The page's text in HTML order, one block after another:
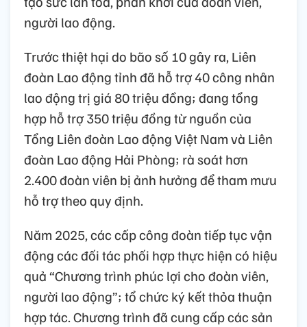
người lao động.
Trước thiệt hại do bão số 10 gây ra, Liên
đoàn Lao động tỉnh đã hỗ trợ 40 công nhân
lao động trị giá 80 triệu đồng; đang tổng
hợp hỗ trợ 350 triệu đồng từ nguồn của
Tổng Liên đoàn Lao động Việt Nam và Liên
đoàn Lao động Hải Phòng; rà soát hơn
2.400 đoàn viên bị ảnh hưởng để tham mưu
hỗ trợ theo quy định.
Năm 2025, các cấp công đoàn tiếp tục vận
động các đối tác phối hợp thực hiện có hiệu
quả “Chương trình phúc lợi cho đoàn viên,
người lao động”; tổ chức ký kết thỏa thuận
hợp tác. Chương trình đã cung cấp các sản